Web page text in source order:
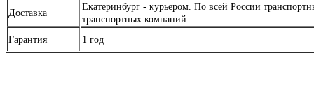
Доставка
Екатеринбург - курьером. По всей России
транспортных компаний.
Гарантия
1 год